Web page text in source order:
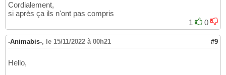
Cordialement,
si après ça ils n'ont pas compris
1
0
-Animabis-, le 15/11/2022 à 00h21 #9
Hello,